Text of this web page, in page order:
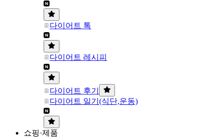
다이어트 톡
다이어트 레시피
다이어트 후기
다이어트 일기(식단,운동)
쇼핑·제품